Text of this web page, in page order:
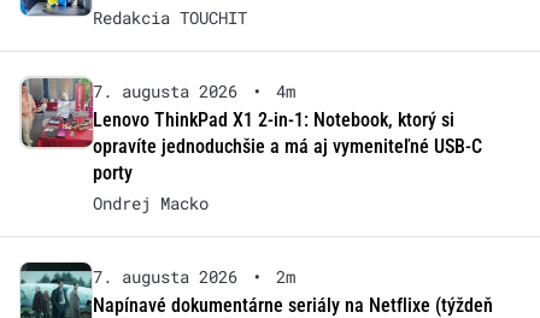
Redakcia TOUCHIT
7. augusta 2026 •
4m
Lenovo ThinkPad X1 2-in-1: Notebook, ktorý si
opravíte jednoduchšie a má aj vymeniteľné USB-C
porty
Ondrej Macko
7. augusta 2026 •
2m
Napínavé dokumentárne seriály na Netflixe (týždeň